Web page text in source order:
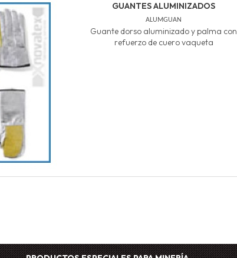
GUANTES ALUMINIZADOS
ALUMGUAN
Guante dorso aluminizado y palma con
refuerzo de cuero vaqueta